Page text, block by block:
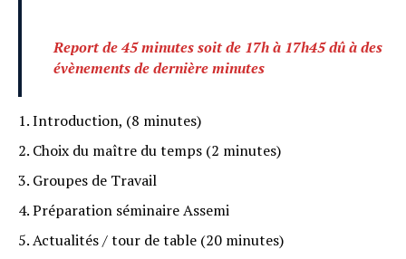
Report de 45 minutes soit de 17h à 17h45 dû à des
évènements de dernière minutes
Introduction, (8 minutes)
Choix du maître du temps (2 minutes)
Groupes de Travail
Préparation séminaire Assemi
Actualités / tour de table (20 minutes)